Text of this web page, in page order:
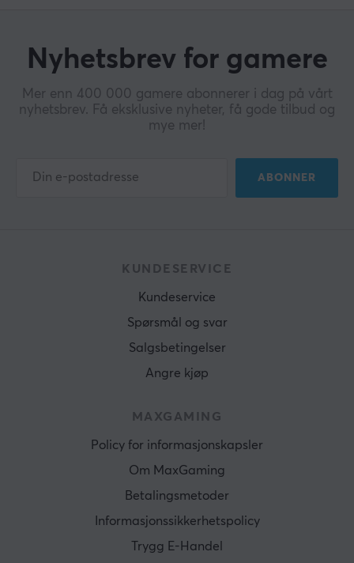
Nyhetsbrev for gamere
Mer enn 400 000 gamere abonnerer i dag på vårt
nyhetsbrev. Få eksklusive nyheter, få gode tilbud og
mye mer!
ABONNER
KUNDESERVICE
Kundeservice
Spørsmål og svar
Salgsbetingelser
Angre kjøp
MAXGAMING
Policy for informasjonskapsler
Om MaxGaming
Betalingsmetoder
Informasjonssikkerhetspolicy
Trygg E-Handel